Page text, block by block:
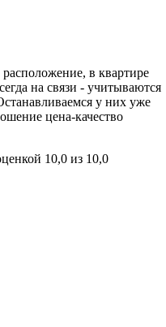
в квартире
на связи - учитываются
у них уже
цена-качество
10,0 из 10,0